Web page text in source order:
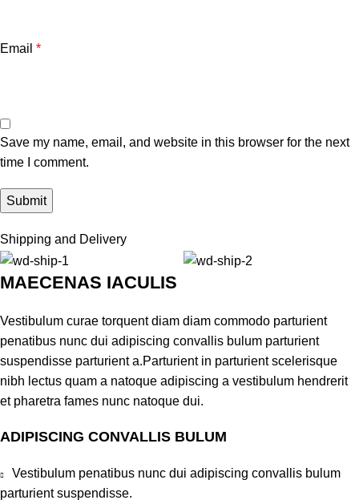
Email *
Save my name, email, and website in this browser for the next
time I comment.
Shipping and Delivery
MAECENAS IACULIS
Vestibulum curae torquent diam diam commodo parturient
penatibus nunc dui adipiscing convallis bulum parturient
suspendisse parturient a.Parturient in parturient scelerisque
nibh lectus quam a natoque adipiscing a vestibulum hendrerit
et pharetra fames nunc natoque dui.
ADIPISCING CONVALLIS BULUM
Vestibulum penatibus nunc dui adipiscing convallis bulum
parturient suspendisse.